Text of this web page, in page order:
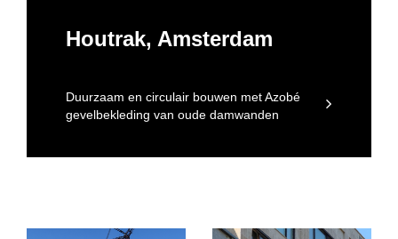
Houtrak, Amsterdam
Duurzaam en circulair bouwen met Azobé
gevelbekleding van oude damwanden